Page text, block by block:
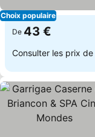
Choix populaire
De 43 €
Consulter les prix de